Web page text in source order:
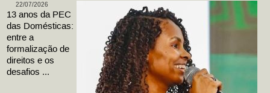
22/07/2026
13 anos da PEC
das Domésticas:
entre a
formalização de
direitos e os
desafios ...